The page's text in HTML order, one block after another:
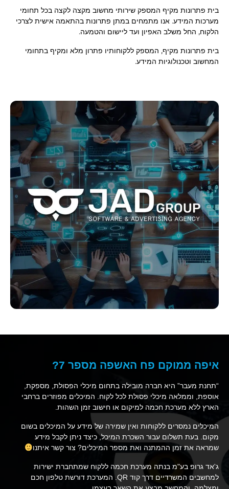
בית פתרונות מקיף המספק שירותי מחשוב מקצה לקצה בכל תחומי
מערכות המידע. אנו מתמחים במתן פתרונות בהתאמה אישית לצרכי
הלקוח, החל משלב האפיון ועד ליישום והטמעה.
בית פתרונות מקיף, המספק ללקוחותיו פתרון מלא ומקיף בתחומי
המחשוב וטכנולוגיות המידע.
איפה ממוקם פח האשפה מספר 7?
“תחנת מעבר” היא חברה מובילה בתחום מיכלי הפסולת, מספקת,
אוספת, וממלאה מיכלי פסולת לכל לקוח. המיכלים מפוזרים ברחבי
הארץ ללא מערכת חכמה למיקום או חישוב זמן השהות.
המיכלים נמסרים ללקוחות ואין שמירה של מידע על המיכלים בשום
מקום. בעת תשלום עבור השכרת המיכל, כיצד ניתן לקבל מידע
שמראה את זמן ההמתנה ואת מספר המיכלים? צור קשר איתנו
ג'אד גרופ בע"מ בנתה מערכת חכמה ללקוח שמתחברת ישירות
למחשבים המשרדיים דרך קוד QR. המערכת דורשת טלפון חכם